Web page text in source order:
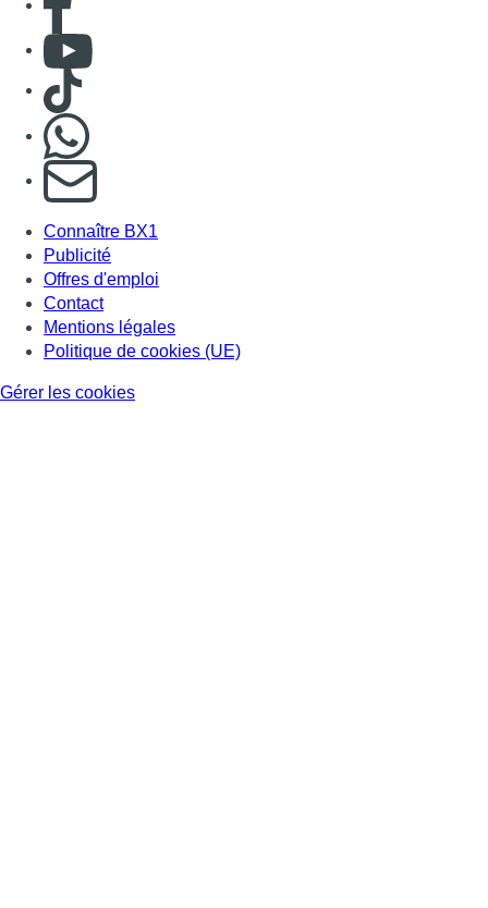
Consulter Youtube
Consulter TikTok
S'abonner à notre newsletter
Connaître BX1
Publicité
Offres d'emploi
Contact
Mentions légales
Politique de cookies (UE)
Gérer les cookies